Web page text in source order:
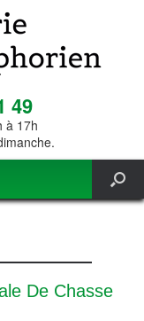
49
à 17h
De Chasse